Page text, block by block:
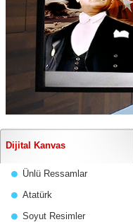
Dijital Kanvas
Ünlü Ressamlar
Atatürk
Soyut Resimler